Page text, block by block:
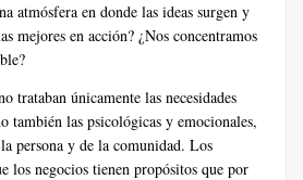
atmósfera en donde las ideas surgen y
mejores en acción? ¿Nos concentramos
trataban únicamente las necesidades
también las psicológicas y emocionales,
persona y de la comunidad. Los
los negocios tienen propósitos que por